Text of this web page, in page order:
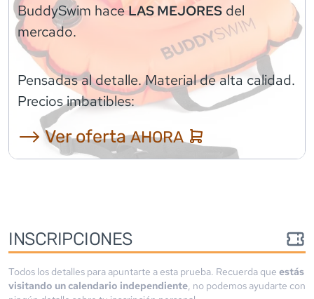
BuddySwim haceLAS MEJORES del
mercado.
Pensadas al detalle. Material de alta calidad.
Precios imbatibles:
⟶ Ver ofertaAHORA
INSCRIPCIONES
Todos los detalles para apuntarte a esta prueba. Recuerda que estás
visitando un calendario independiente, no podemos ayudarte con